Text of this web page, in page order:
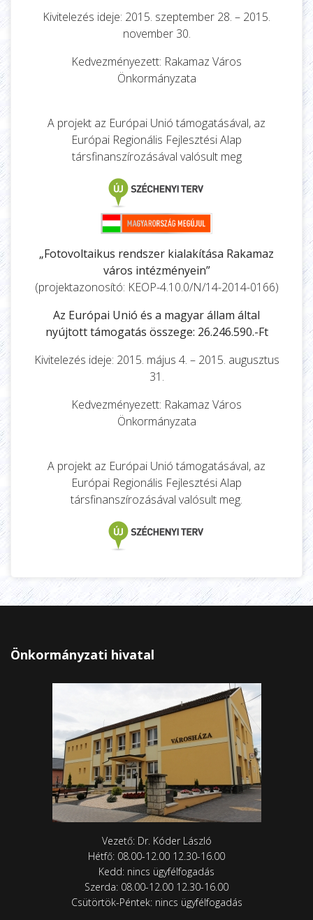
Kivitelezés ideje: 2015. szeptember 28. – 2015.
november 30.
Kedvezményezett: Rakamaz Város
Önkormányzata
A projekt az Európai Unió támogatásával, az
Európai Regionális Fejlesztési Alap
társfinanszírozásával valósult meg
„Fotovoltaikus rendszer kialakítása Rakamaz
város intézményein”
(projektazonosító: KEOP-4.10.0/N/14-2014-0166)
Az Európai Unió és a magyar állam által
nyújtott támogatás összege: 26.246.590.-Ft
Kivitelezés ideje: 2015. május 4. – 2015. augusztus
31.
Kedvezményezett: Rakamaz Város
Önkormányzata
A projekt az Európai Unió támogatásával, az
Európai Regionális Fejlesztési Alap
társfinanszírozásával valósult meg.
Önkormányzati hivatal
Vezető: Dr. Kóder László
Hétfő: 08.00-12.00 12.30-16.00
Kedd: nincs ügyfélfogadás
Szerda: 08.00-12.00 12.30-16.00
Csütörtök-Péntek: nincs ügyfélfogadás